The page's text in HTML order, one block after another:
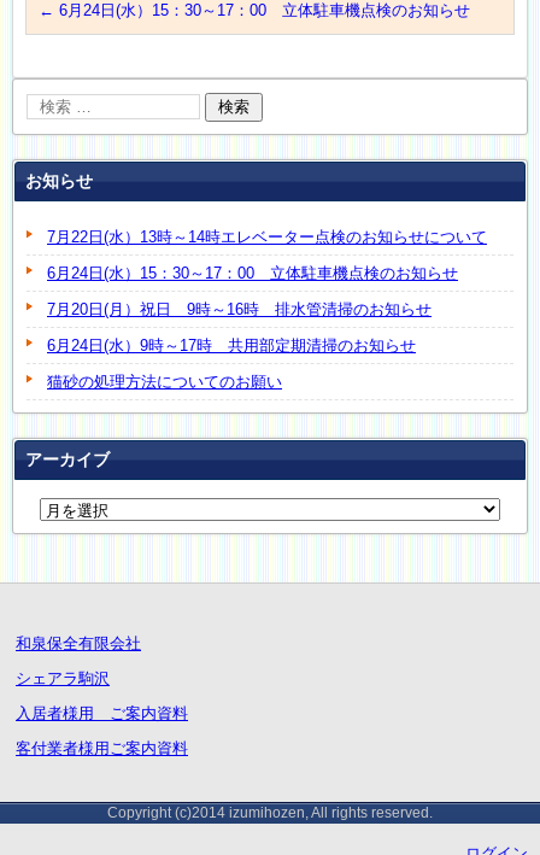
← 6月24日(水）15：30～17：00 立体駐車機点検のお知らせ
お知らせ
7月22日(水）13時～14時エレベーター点検のお知らせについて
6月24日(水）15：30～17：00 立体駐車機点検のお知らせ
7月20日(月）祝日 9時～16時 排水管清掃のお知らせ
6月24日(水）9時～17時 共用部定期清掃のお知らせ
猫砂の処理方法についてのお願い
アーカイブ
和泉保全有限会社
シェアラ駒沢
入居者様用 ご案内資料
客付業者様用ご案内資料
Copyright (c)2014 izumihozen, All rights reserved.